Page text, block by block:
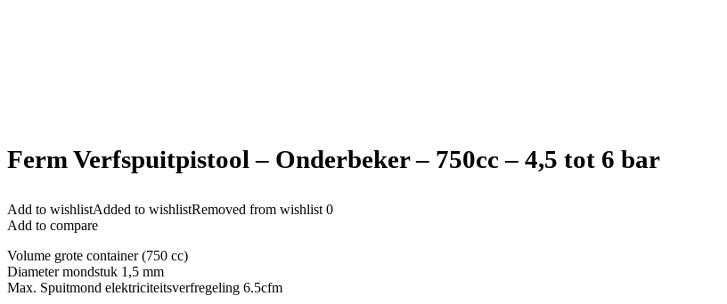
Ferm Verfspuitpistool – Onderbeker – 750cc – 4,5 tot 6 bar
Add to wishlistAdded to wishlistRemoved from wishlist 0
Add to compare
Volume grote container (750 cc)
Diameter mondstuk 1,5 mm
Max. Spuitmond elektriciteitsverfregeling 6.5cfm